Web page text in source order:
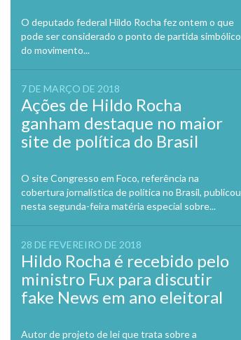
O deputado federal Hildo Rocha fez ontem o que
pode ser considerado o ponto de partida simbólico
do movimento...
7 DE MARÇO DE 2018
Ações de Hildo Rocha
ganham destaque no maior
site de política do Brasil
O site Congresso em Foco, referência na
cobertura jornalística de política no Brasil, publicou
nesta segunda-feira matéria especial sobre...
28 DE FEVEREIRO DE 2018
Hildo Rocha é recebido pelo
ministro Fux para discutir
fake News em ano eleitoral
Autor de projeto de lei que trata sobre a